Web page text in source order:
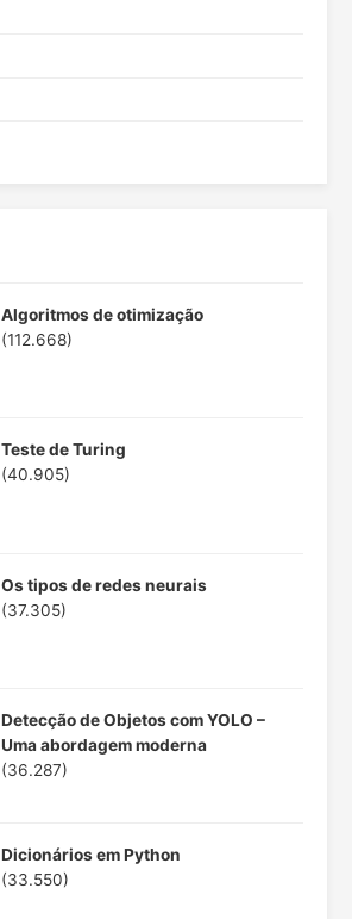
Algoritmos de otimização
(112.668)
Teste de Turing
(40.905)
Os tipos de redes neurais
(37.305)
Detecção de Objetos com YOLO –
Uma abordagem moderna
(36.287)
Dicionários em Python
(33.550)